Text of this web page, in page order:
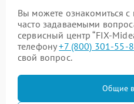
Вы можете ознакомиться
часто задаваемыми
сервисный центр “FIX-
телефону+7 (800) 301-55-
свой вопрос.
Общие